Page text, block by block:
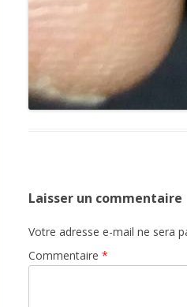
Laisser un commentaire
Votre adresse e-mail ne sera
Commentaire *